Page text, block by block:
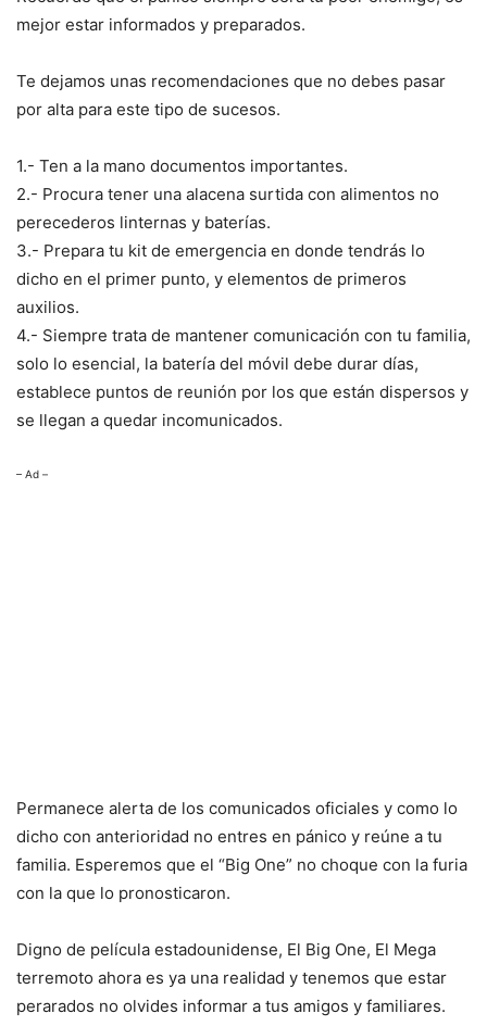
mejor estar informados y preparados.
Te dejamos unas recomendaciones que no debes pasar
por alta para este tipo de sucesos.
1.- Ten a la mano documentos importantes.
2.- Procura tener una alacena surtida con alimentos no
perecederos linternas y baterías.
3.- Prepara tu kit de emergencia en donde tendrás lo
dicho en el primer punto, y elementos de primeros
auxilios.
4.- Siempre trata de mantener comunicación con tu familia,
solo lo esencial, la batería del móvil debe durar días,
establece puntos de reunión por los que están dispersos y
se llegan a quedar incomunicados.
– Ad –
Permanece alerta de los comunicados oficiales y como lo
dicho con anterioridad no entres en pánico y reúne a tu
familia. Esperemos que el “Big One” no choque con la furia
con la que lo pronosticaron.
Digno de película estadounidense, El Big One, El Mega
terremoto ahora es ya una realidad y tenemos que estar
perarados no olvides informar a tus amigos y familiares.